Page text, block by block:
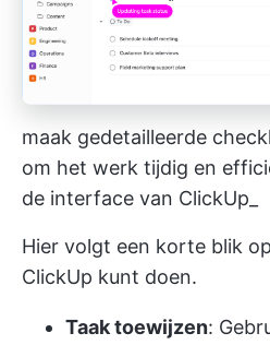
maak gedetailleerde
om het werk tijdig en
de interface van ClickUp_
Hier volgt een korte blik
ClickUp kunt doen.
Taak toewijzen: